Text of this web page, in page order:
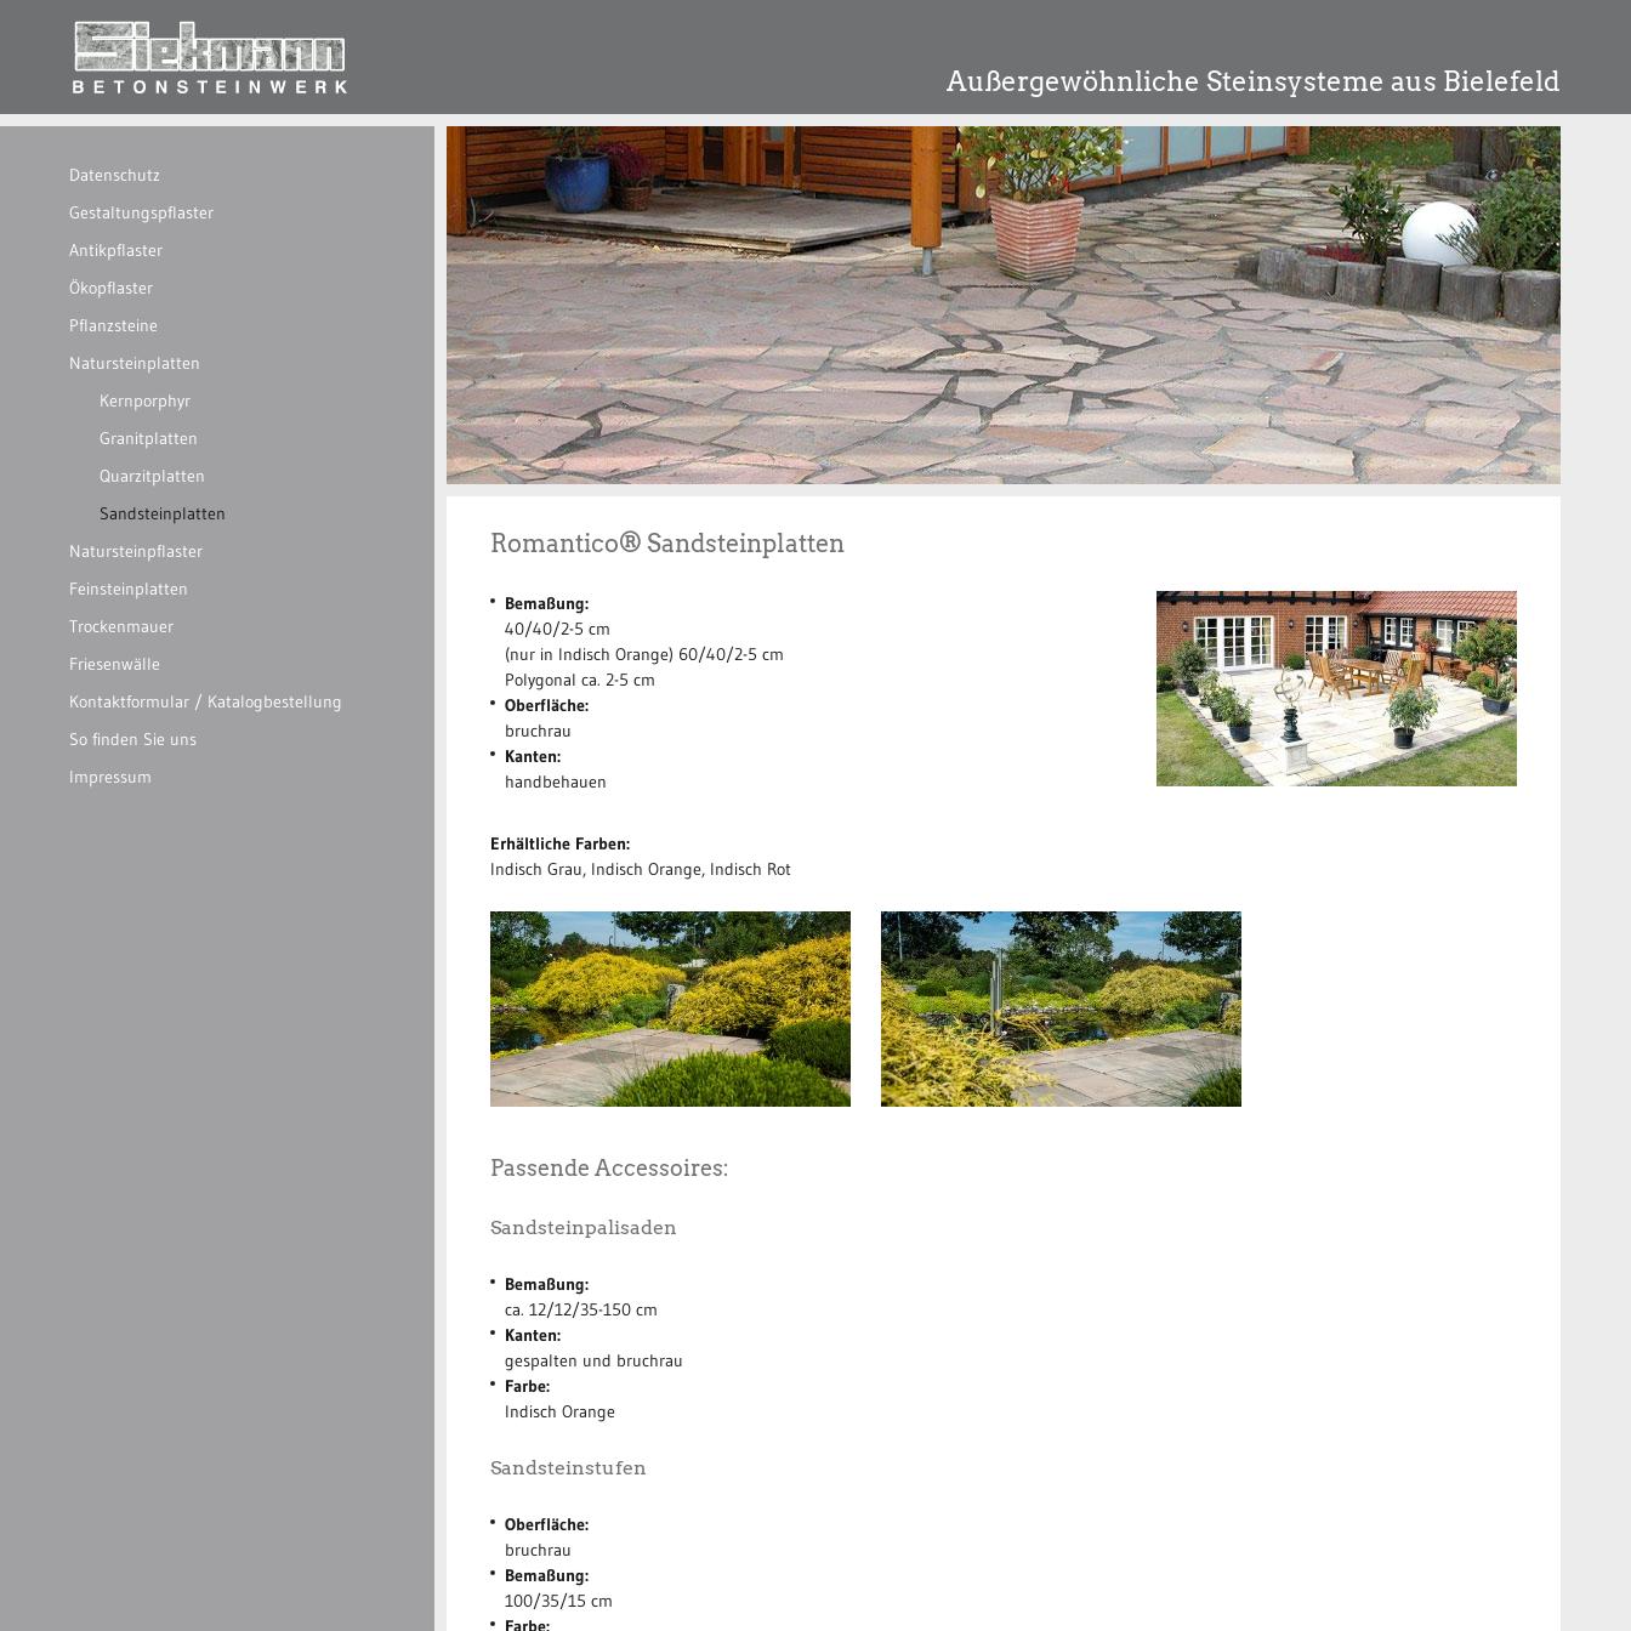
Außergewöhnliche Steinsysteme aus Bielefeld
Datenschutz
Gestaltungspflaster
Antikpflaster
Ökopflaster
Pflanzsteine
Natursteinplatten
Kernporphyr
Granitplatten
Quarzitplatten
Sandsteinplatten
Natursteinpflaster
Feinsteinplatten
Trockenmauer
Friesenwälle
Kontaktformular / Katalogbestellung
So finden Sie uns
Impressum
Romantico® Sandsteinplatten
Bemaßung:
40/40/2-5 cm
(nur in Indisch Orange) 60/40/2-5 cm
Polygonal ca. 2-5 cm
Oberfläche:
bruchrau
Kanten:
handbehauen
Erhältliche Farben:
Indisch Grau, Indisch Orange, Indisch Rot
Passende Accessoires:
Sandsteinpalisaden
Bemaßung:
ca. 12/12/35-150 cm
Kanten:
gespalten und bruchrau
Farbe:
Indisch Orange
Sandsteinstufen
Oberfläche:
bruchrau
Bemaßung:
100/35/15 cm
Farbe: